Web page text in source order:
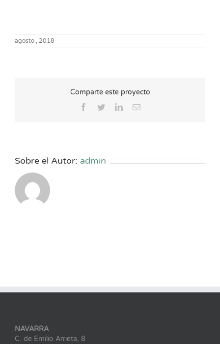
agosto , 2018
Comparte este proyecto
Facebook
TwitterLinkedInCorreo
Sobre el Autor: admin
NAVARRA
C. de Emilio Arrieta, 8